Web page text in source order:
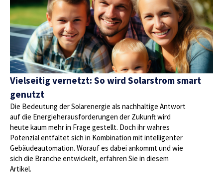
Vielseitig vernetzt: So wird Solarstrom smart
genutzt
Die Bedeutung der Solarenergie als nachhaltige Antwort
auf die Energieherausforderungen der Zukunft wird
heute kaum mehr in Frage gestellt. Doch ihr wahres
Potenzial entfaltet sich in Kombination mit intelligenter
Gebäudeautomation. Worauf es dabei ankommt und wie
sich die Branche entwickelt, erfahren Sie in diesem
Artikel.